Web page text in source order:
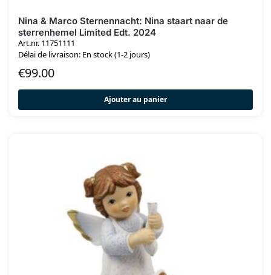
Nina & Marco Sternennacht: Nina staart naar de
sterrenhemel Limited Edt. 2024
Art.nr. 11751111
Délai de livraison: En stock (1-2 jours)
€99.00
Ajouter au panier